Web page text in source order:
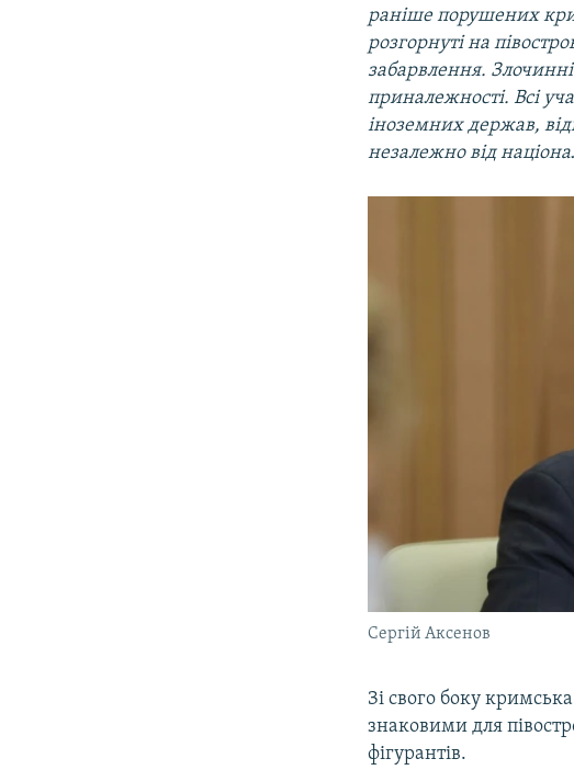
раніше порушених
розгорнуті на
забарвлення.
приналежності. Всі
іноземних держав,
незалежно від
Сергій Аксенов
Зі свого боку
знаковими для
фігурантів.